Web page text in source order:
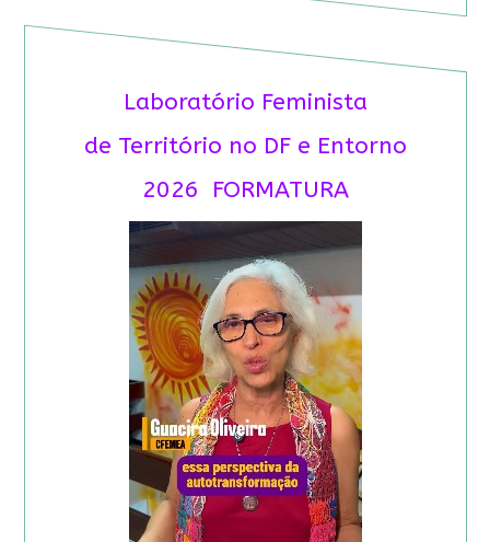
Laboratório Feminista
de Território no DF e Entorno
2026 FORMATURA